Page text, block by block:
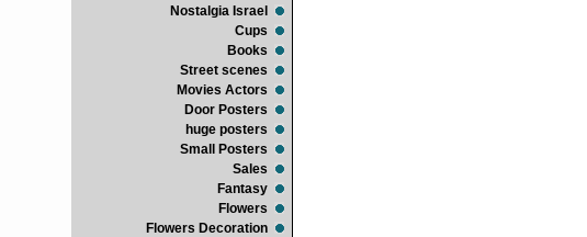
Nostalgia Israel
Cups
Books
Street scenes
Movies Actors
Door Posters
huge posters
Small Posters
Sales
Fantasy
Flowers
Flowers Decoration